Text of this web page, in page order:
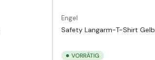
Engel
Safety Langarm-T-Shirt Gelb
VORRÄTIG